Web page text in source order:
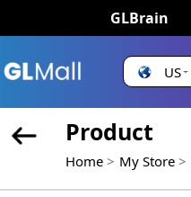
GLBrain
US
Product
Home My Store